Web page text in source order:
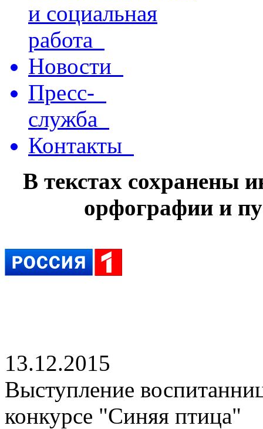
и социальная
работа
Новости
Пресс-
служба
Контакты
В текстах сохранены
орфографии и
13.12.2015
Выступление
конкурсе "Синяя птица"